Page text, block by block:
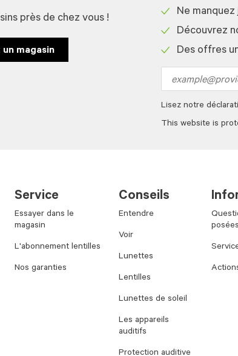
près de chez vous !
magasin
icon
Ne
icon
Découvrez
Des offres
address
Lisez notre
This website is
Service
Essayer dans le
magasin
L'abonnement lentilles
Nos garanties
Conseils
Entendre
Voir
Lunettes
Lentilles
Lunettes de soleil
Les appareils
auditifs
Protection auditive
posées